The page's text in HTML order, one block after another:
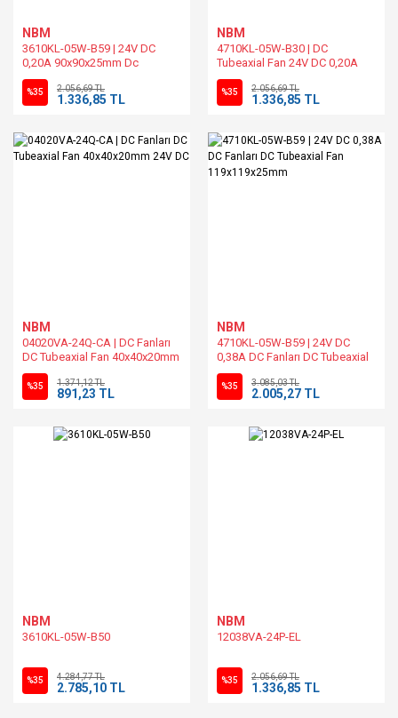
NBM
3610KL-05W-B59 | 24V DC
0,20A 90x90x25mm Dc
Kompakt - Tubeaxial Fan 2
Kablolu
%35 2.056,69 TL
1.336,85 TL
NBM
4710KL-05W-B30 | DC
Tubeaxial Fan 24V DC 0,20A
119x119x38mm 2 Kablolu Fan
%35 2.056,69 TL
1.336,85 TL
NBM
04020VA-24Q-CA | DC Fanları
DC Tubeaxial Fan 40x40x20mm
24V DC
%35 1.371,12 TL
891,23 TL
NBM
4710KL-05W-B59 | 24V DC
0,38A DC Fanları DC Tubeaxial
Fan 119x119x25mm
%35 3.085,03 TL
2.005,27 TL
NBM
3610KL-05W-B50
%35 4.284,77 TL
2.785,10 TL
NBM
12038VA-24P-EL
%35 2.056,69 TL
1.336,85 TL